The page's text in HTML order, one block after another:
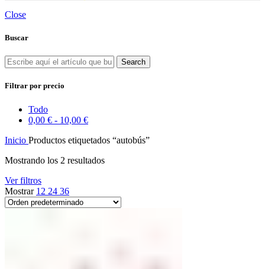
Close
Buscar
Search
Filtrar por precio
Todo
0,00 € - 10,00 €
Inicio Productos etiquetados “autobús”
Mostrando los 2 resultados
Ver filtros
Mostrar 12 24 36